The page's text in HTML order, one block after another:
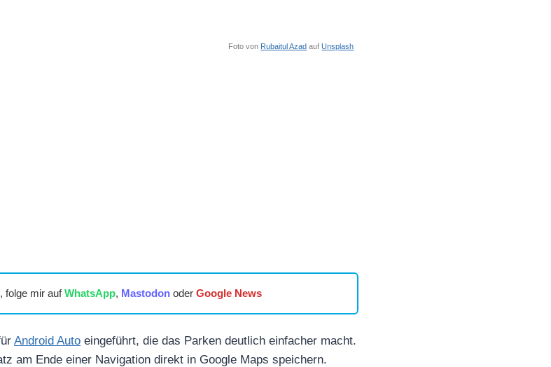
Foto von Rubaitul Azad aufUnsplash
folge mir aufWhatsApp, Mastodonoder Google News
Android Auto eingeführt, die das Parken deutlich einfacher macht.
am Ende einer Navigation direkt in Google Maps speichern.